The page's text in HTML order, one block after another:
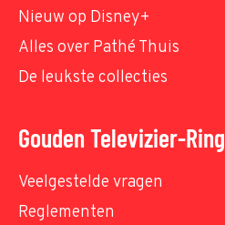
Nieuw op Disney+
Alles over Pathé Thuis
De leukste collecties
Gouden Televizier-Ring
Veelgestelde vragen
Reglementen